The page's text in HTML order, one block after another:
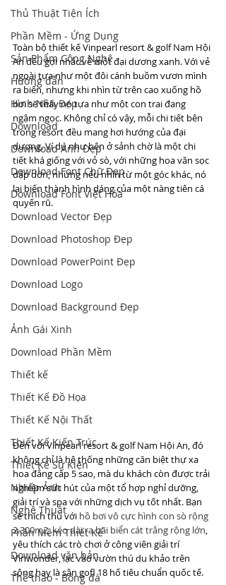
Thủ Thuật Tiện Ích
Phần Mềm - Ứng Dụng
Sản Phẩm Công Nghệ
Hướng dẫn
Hình Nền Đẹp
Download
Download Ảnh Đẹp
Download Font Chữ Đẹp
Download Font Việt Hóa
Download Vector Đẹp
Download Photoshop Đẹp
Download PowerPoint Đẹp
Download Logo
Download Background Đẹp
Ảnh Gái Xinh
Download Phần Mềm
Thiết kế
Thiết Kế Đồ Họa
Thiết Kế Nội Thất
Thiết Kế Kiến Trúc
Thiết Kế Sự Kiện
Nhiếp Ảnh
Nghệ Thuật
Phần Mềm Thiết Kế
Download văn bản
Thể thao - Bóng đá
Toàn bộ thiết kế Vinpearl resort & golf Nam Hội
An đều gợi nhắc về một đại dương xanh. Với vẻ
ngoài tựa như một đôi cánh buồm vươn mình
ra biển, nhưng khi nhìn từ trên cao xuống hồ
bơi sẽ thấy nó tựa như một con trai đang
ngậm ngọc. Không chỉ có vậy, mỗi chi tiết bên
trong resort đều mang hơi hướng của đại
dương. Ví dụ như bên ở sảnh chờ là một chi
tiết khá giống với vỏ sò, với những hoa văn sọc
dập dờn, nhưng nếu nhìn từ một góc khác, nó
lại biến thành hình dáng của một nàng tiên cá
quyến rũ.
Đến với Vinpearl resort & golf Nam Hội An, đó
không chỉ là hệ thống những căn biệt thự xa
hoa đẳng cấp 5 sao, mà du khách còn được trải
nghiệm sức hút của một tổ hợp nghỉ dưỡng,
giải trí và spa với những dịch vụ tốt nhất. Bạn
sẽ thích thú với hồ bơi vô cực hình con sò rộng
2.300m2, kéo dài ra bãi biển cát trắng rộng lớn,
yêu thích các trò chơi ở công viên giải trí
Vinwonder, lạc vào vườn thú du khảo trên
sông hay là sân gofl 18 hố tiêu chuẩn quốc tế.